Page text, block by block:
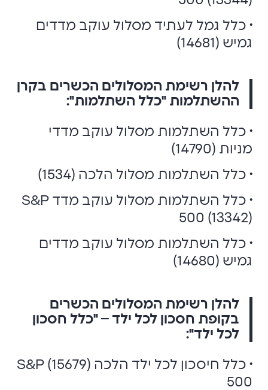
• כלל גמל לעתיד מסלול עוקב מדדים
גמיש (14681)
להלן רשימת המסלולים הכשרים בקרן
ההשתלמות "כלל השתלמות":
• כלל השתלמות מסלול עוקב מדדי
מניות (14790)
• כלל השתלמות מסלול הלכה (1534)
• כלל השתלמות מסלול עוקב מדד S&P
500 (13342)
• כלל השתלמות מסלול עוקב מדדים
גמיש (14680)
להלן רשימת המסלולים הכשרים
בקופת חסכון לכל ילד – "כלל חסכון
לכל ילד":
• כלל חיסכון לכל ילד הלכה (15679) S&P
500